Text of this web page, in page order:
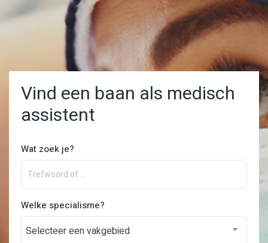
Vind een baan als medisch
assistent
Wat zoek je?
Welke specialisme?
Selecteer een vakgebied